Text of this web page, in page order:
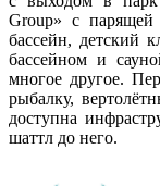
Group» с
бассейн, детский
бассейном и
многое другое.
рыбалку,
доступна
шаттл до него.